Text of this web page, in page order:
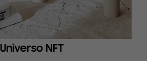
Universo NFT